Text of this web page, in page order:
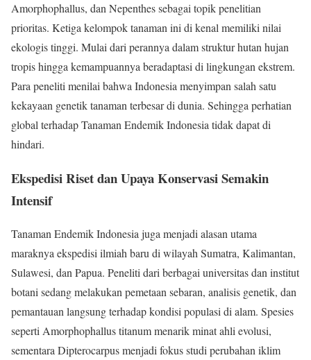
Amorphophallus, dan Nepenthes sebagai topik penelitian
prioritas. Ketiga kelompok tanaman ini di kenal memiliki nilai
ekologis tinggi. Mulai dari perannya dalam struktur hutan hujan
tropis hingga kemampuannya beradaptasi di lingkungan ekstrem.
Para peneliti menilai bahwa Indonesia menyimpan salah satu
kekayaan genetik tanaman terbesar di dunia. Sehingga perhatian
global terhadap Tanaman Endemik Indonesia tidak dapat di
hindari.
Ekspedisi Riset dan Upaya Konservasi Semakin
Intensif
Tanaman Endemik Indonesia juga menjadi alasan utama
maraknya ekspedisi ilmiah baru di wilayah Sumatra, Kalimantan,
Sulawesi, dan Papua. Peneliti dari berbagai universitas dan institut
botani sedang melakukan pemetaan sebaran, analisis genetik, dan
pemantauan langsung terhadap kondisi populasi di alam. Spesies
seperti Amorphophallus titanum menarik minat ahli evolusi,
sementara Dipterocarpus menjadi fokus studi perubahan iklim